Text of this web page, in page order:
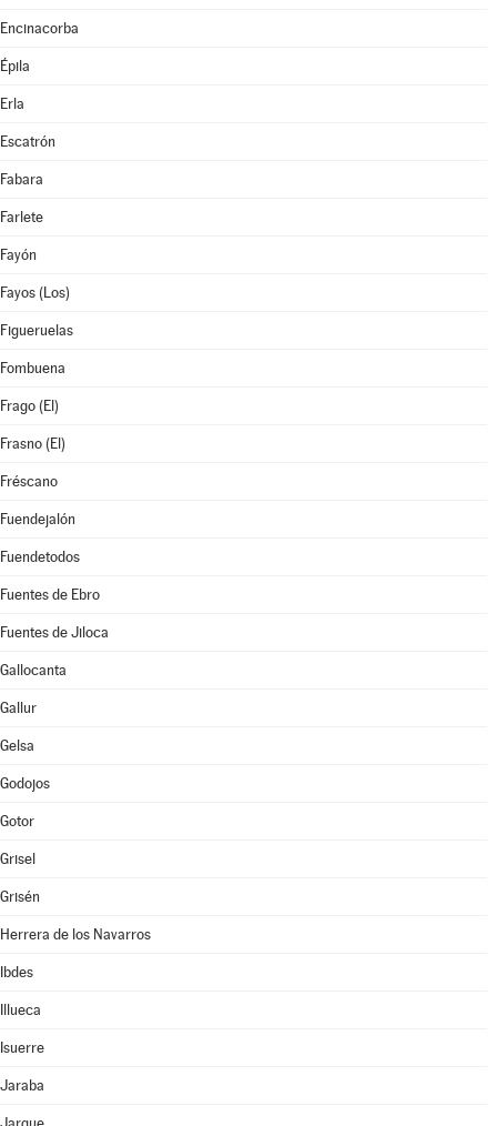
Encinacorba
Épila
Erla
Escatrón
Fabara
Farlete
Fayón
Fayos (Los)
Figueruelas
Fombuena
Frago (El)
Frasno (El)
Fréscano
Fuendejalón
Fuendetodos
Fuentes de Ebro
Fuentes de Jiloca
Gallocanta
Gallur
Gelsa
Godojos
Gotor
Grisel
Grisén
Herrera de los Navarros
Ibdes
Illueca
Isuerre
Jaraba